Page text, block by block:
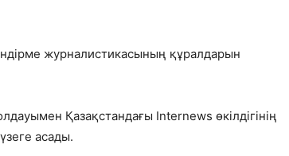
журналистикасының құралдарын
Қазақстандағы Internews өкілдігінің
асады.